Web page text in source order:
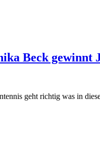
Beck
geht richtig was in